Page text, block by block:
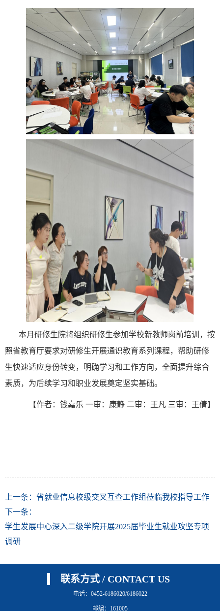
本月 研修生院将组织研修生参加学校新教师岗前培训，按
照省教育厅要求对研修生开展通识教育系列课程， 帮助研修
生快速适应身份转变， 明确学习和工作方向，全面提升综合
素质，为后续学习和职业发展奠定坚实基础。
【作者：钱嘉乐 一审：康静 二审：王凡 三审：王倩】
上一条： 省就业信息校级交叉互查工作组莅临我校指导工作
下一条：
学生发展中心深入二级学院开展2025届毕业生就业攻坚专项
调研
联系方式 / CONTACT US
电话：0452-6186020/6186022
邮编：161005